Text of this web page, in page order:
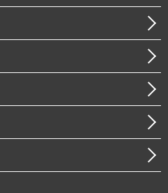
イアンス）・防災（政策）
マートシティ